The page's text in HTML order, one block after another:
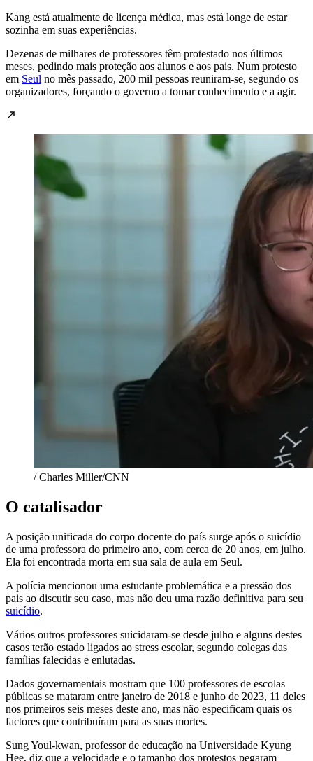
Kang está atualmente de licença médica, mas está longe de estar
sozinha em suas experiências.
Dezenas de milhares de professores têm protestado nos últimos
meses, pedindo mais proteção aos alunos e aos pais. Num protesto
em Seul no mês passado, 200 mil pessoas reuniram-se, segundo os
organizadores, forçando o governo a tomar conhecimento e a agir.
/ Charles Miller/CNN
O catalisador
A posição unificada do corpo docente do país surge após o suicídio
de uma professora do primeiro ano, com cerca de 20 anos, em julho.
Ela foi encontrada morta em sua sala de aula em Seul.
A polícia mencionou uma estudante problemática e a pressão dos
pais ao discutir seu caso, mas não deu uma razão definitiva para seu
suicídio.
Vários outros professores suicidaram-se desde julho e alguns destes
casos terão estado ligados ao stress escolar, segundo colegas das
famílias falecidas e enlutadas.
Dados governamentais mostram que 100 professores de escolas
públicas se mataram entre janeiro de 2018 e junho de 2023, 11 deles
nos primeiros seis meses deste ano, mas não especificam quais os
factores que contribuíram para as suas mortes.
Sung Youl-kwan, professor de educação na Universidade Kyung
Hee, diz que a velocidade e o tamanho dos protestos pegaram